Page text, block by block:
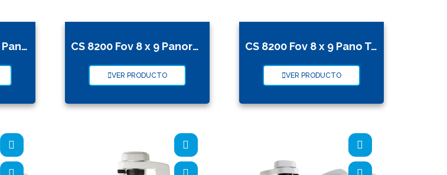
CS 9600 FOV 16 X 17 Panorámico Tomógrafo Scanner Facial 3D CS 8200 Fov 8 x 9 Panorámico Tomógrafo
VER PRODUCTO
CS 8200 Fov 8 x 9 Pano Tomo Cep
VER PRODUCTO